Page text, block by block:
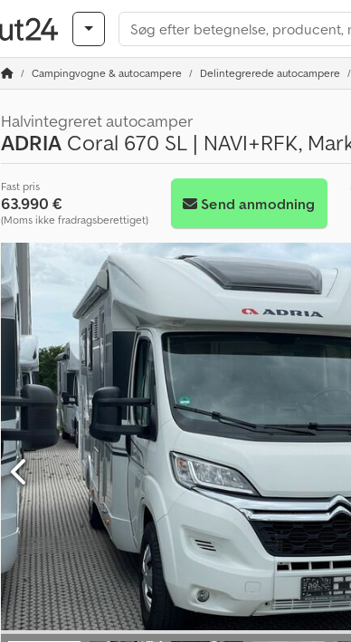
Campingvogne & autocampere Delintegrerede autocampere
Halvintegreret autocamper
ADRIA Coral 670 SL | NAVI+RFK,
Fast pris
63.990 €
(Moms ikke fradragsberettiget)
Send anmodning